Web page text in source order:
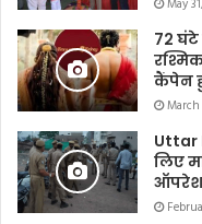
72
कैंपेन
Uttar
लिए